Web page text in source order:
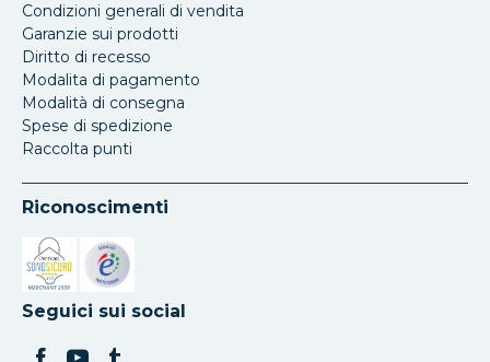
Condizioni generali di vendita
Garanzie sui prodotti
Diritto di recesso
Modalita di pagamento
Modalità di consegna
Spese di spedizione
Raccolta punti
Riconoscimenti
Si apre in una nuova scheda
Si apre in una nuova scheda
Seguici sui social